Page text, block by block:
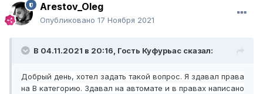
Arestov_Oleg
Опубликовано 17 Ноября 2021
В 04.11.2021 в 20:16, Гость Куфурьас сказал:
Добрый день, хотел задать такой вопрос. Я здавал права
на В категорию. Здавал на автомате и в правах написано